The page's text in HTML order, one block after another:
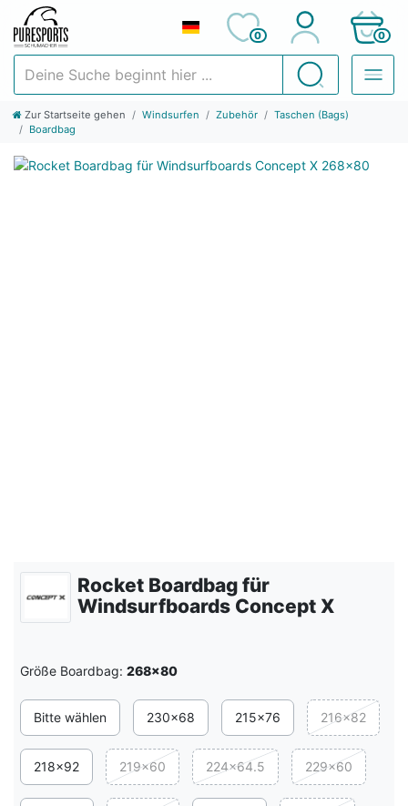
Suchen
0 0
Zur Startseite gehen Windsurfen Zubehör
Taschen (Bags)
Boardbag
Rocket Boardbag für
Windsurfboards Concept X
Größe Boardbag: 268x80
Bitte wählen 230x68 215x76 216x82
218x92 219x60 224x64.5 229x60